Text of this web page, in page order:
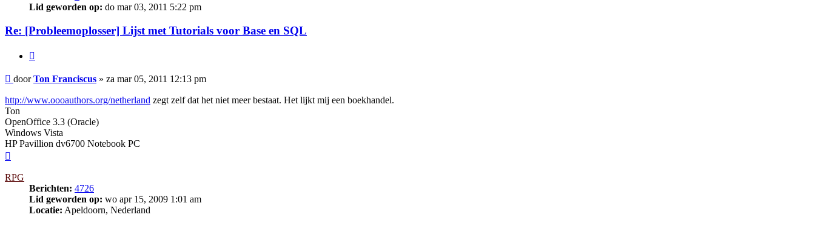
Lid geworden op: do mar 03, 2011 5:22 pm
Re: [Probleemoplosser] Lijst met Tutorials voor Base en SQL
Bericht
doorTon Franciscus » za mar 05, 2011 12:13 pm
http://www.oooauthors.org/netherland zegt zelf dat het niet meer bestaat. Het lijkt mij een boekhandel.
Ton
OpenOffice 3.3 (Oracle)
Windows Vista
HP Pavillion dv6700 Notebook PC
RPG
Berichten: 4726
Lid geworden op: wo apr 15, 2009 1:01 am
Locatie: Apeldoorn, Nederland